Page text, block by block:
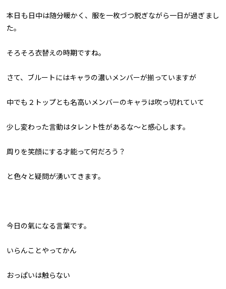
本日も日中は随分暖かく、服を一枚づつ脱ぎながら一日が過ぎまし
た。
そろそろ衣替えの時期ですね。
さて、ブルートにはキャラの濃いメンバーが揃っていますが
中でも２トップとも名高いメンバーのキャラは吹っ切れていて
少し変わった言動はタレント性があるな～と感心します。
周りを笑顔にする才能って何だろう？
と色々と疑問が湧いてきます。
今日の氣になる言葉です。
いらんことやってかん
おっぱいは触らない